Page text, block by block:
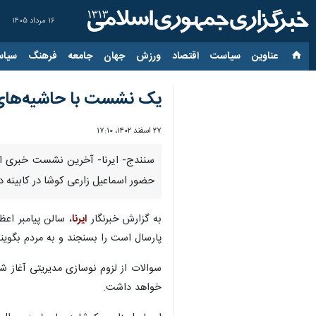
۱۶ مرداد ۱۴۰۵
عناوین‌ سیاست اقتصاد ورزش جهان جامعه فرهنگ
یک نشست با حاشیه‌های
۲۷ اسفند ۱۴۰۲، ۱۷:۱۰